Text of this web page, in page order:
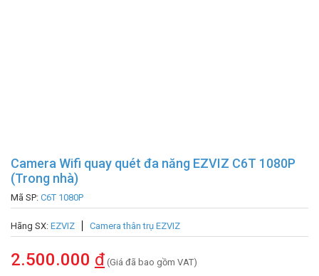
Camera Wifi quay quét đa năng EZVIZ C6T 1080P
(Trong nhà)
Mã SP: C6T 1080P
Hãng SX: EZVIZ Camera thân trụ EZVIZ
2.500.000 đ (Giá đã bao gồm VAT)